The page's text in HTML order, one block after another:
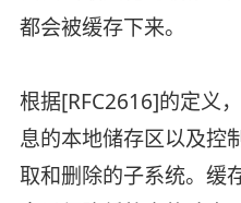
都会被缓存下来。
根据[RFC2616]的定义
息的本地储存区以及控
取和删除的子系统。缓